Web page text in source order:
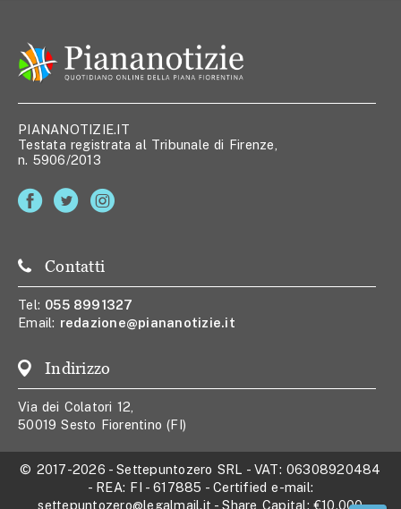
PIANANOTIZIE.IT
Testata registrata al Tribunale di Firenze,
n. 5906/2013
Contatti
Tel: 055 8991327
Email: redazione@piananotizie.it
Indirizzo
Via dei Colatori 12,
50019 Sesto Fiorentino (FI)
© 2017-2026 -Settepuntozero SRL - VAT: 06308920484
- REA: FI - 617885 - Certified e-mail:
settepuntozero@legalmail.it - Share Capital:€10.000